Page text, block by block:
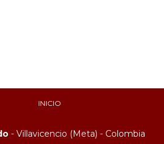
INICIO
- Villavicencio (Meta) - Colombia